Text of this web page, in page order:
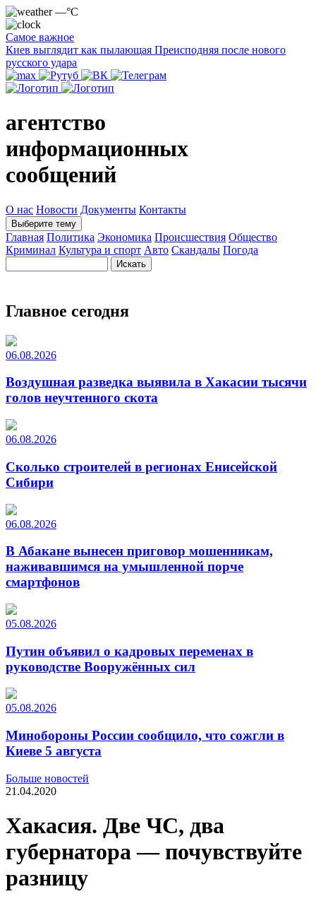
—°C
Самое важное
Киев выглядит как пылающая Преисподняя после нового
русского удара
агентство
информационных
сообщений
О нас Новости Документы Контакты
Выберите тему
Главная Политика Экономика Происшествия Общество
Криминал Культура и спорт Авто Скандалы Погода
Главное сегодня
06.08.2026
Воздушная разведка выявила в Хакасии тысячи
голов неучтенного скота
06.08.2026
Сколько строителей в регионах Енисейской
Сибири
06.08.2026
В Абакане вынесен приговор мошенникам,
наживавшимся на умышленной порче
смартфонов
05.08.2026
Путин объявил о кадровых переменах в
руководстве Вооружённых сил
05.08.2026
Минобороны России сообщило, что сожгли в
Киеве 5 августа
Больше новостей
21.04.2020
Хакасия. Две ЧС, два
губернатора — почувствуйте
разницу